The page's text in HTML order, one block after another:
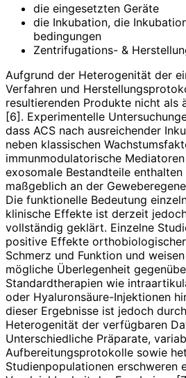
die eingesetzten Geräte
die Inkubation, die
bedingungen
Zentrifugations- &
Aufgrund der Heterogenität der
Verfahren und
resultierenden Produkte nicht als
[6]. Experimentelle
dass ACS nach ausreichender
neben klassischen
immunmodulatorische
exosomale Bestandteile enthalten
maßgeblich an der
Die funktionelle Bedeutung
klinische Effekte ist derzeit
vollständig geklärt. Einzelne
positive Effekte
Schmerz und Funktion und
mögliche Überlegenheit
Standardtherapien wie
oder Hyaluronsäure-Injektionen
dieser Ergebnisse ist jedoch
Heterogenität der verfügbaren
Unterschiedliche Präparate,
Aufbereitungsprotokolle sowie
Studienpopulationen erschweren